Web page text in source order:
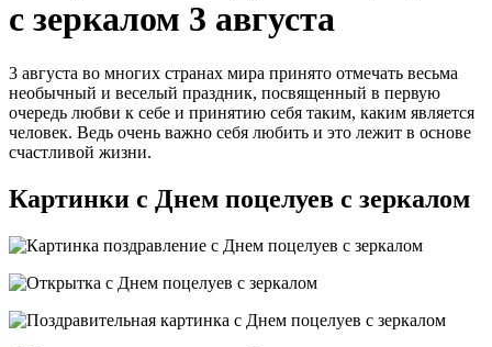
с зеркалом 3 августа
3 августа во многих странах мира принято отмечать весьма
необычный и веселый праздник, посвященный в первую
очередь любви к себе и принятию себя таким, каким является
человек. Ведь очень важно себя любить и это лежит в основе
счастливой жизни.
Картинки с Днем поцелуев с зеркалом